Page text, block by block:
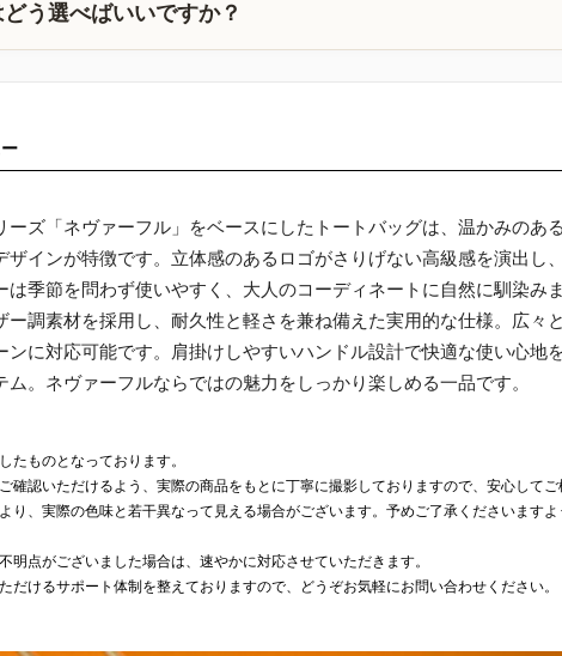
う選べばいいですか？
ーズ「ネヴァーフル」をベースにしたトートバッグは、温かみのあ
ザインが特徴です。立体感のあるロゴがさりげない高級感を演出し
は季節を問わず使いやすく、大人のコーディネートに自然に馴染みま
ー調素材を採用し、耐久性と軽さを兼ね備えた実用的な仕様。広々
ンに対応可能です。肩掛けしやすいハンドル設計で快適な使い心地
。ネヴァーフルならではの魅力をしっかり楽しめる一品です。
たものとなっております。
確認いただけるよう、実際の商品をもとに丁寧に撮影しておりますので、安心してご
り、実際の色味と若干異なって見える場合がございます。予めご了承くださいますよ
明点がございました場合は、速やかに対応させていただきます。
だけるサポート体制を整えておりますので、どうぞお気軽にお問い合わせください。